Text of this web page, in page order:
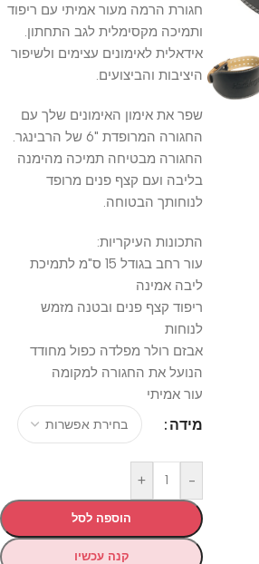
חגורת הרמה מעור אמיתי עם ריפוד
ותמיכה מקסימלית לגב התחתון.
אידאלית לאימונים עצימים ולשיפור
היציבות והביצועים.
שפר את אימון האימונים שלך עם
החגורה המרופדת "6 של הרבינגר.
החגורה מבטיחה תמיכה מהימנה
בליבה ועם קצף פנים מרופד
לנוחותך הבטוחה.
התכונות העיקריות:
עור רחב בגודל 15 ס"מ לתמיכת
ליבה אמינה
ריפוד קצף פנים ובטנה מזמש
לנוחות
אבזם רולר מפלדה כפול מחודד
הנועל את החגורה למקומה
עור אמיתי
מידה
-
+
הוספה לסל
קנה עכשיו